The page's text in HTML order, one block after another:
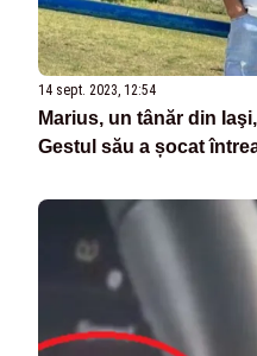
14 sept. 2023, 12:54
Marius, un tânăr din
Gestul său a șocat